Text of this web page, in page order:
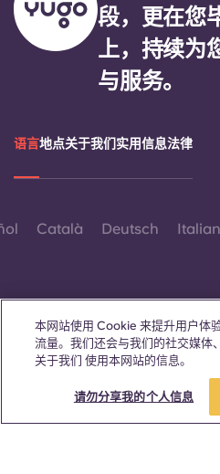
段，更在您
上，持续为
与服务。
语言地点关于我们实用信息法律
Català Deutsch Italian
联系我
本网站使用 Cookie 来提升用户体
流量。我们还会与我们的社交媒体
关于我们 使用本网站的信息。
请勿分享我的个人信息